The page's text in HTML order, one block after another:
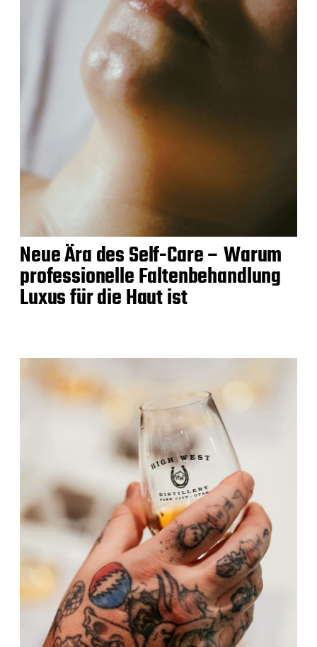
Neue Ära des Self-Care – Warum
professionelle Faltenbehandlung
Luxus für die Haut ist